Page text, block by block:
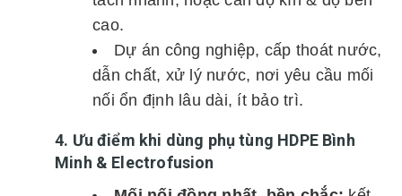
cao.
Dự án công nghiệp, cấp thoát nước,
dẫn chất, xử lý nước, nơi yêu cầu mối
nối ổn định lâu dài, ít bảo trì.
4. Ưu điểm khi dùng phụ tùng HDPE Bình
Minh & Electrofusion